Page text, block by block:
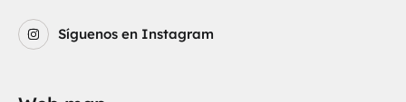
Síguenos en Instagram